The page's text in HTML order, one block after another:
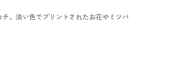
。淡い色でプリントされたお花やミツバ